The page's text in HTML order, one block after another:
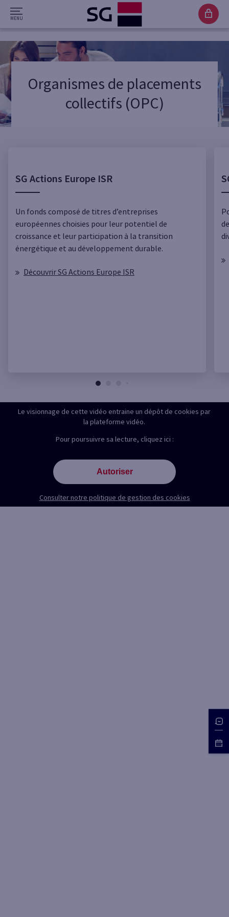
Organismes de placements
collectifs (OPC)
SG Actions Europe ISR
Un fonds composé de titres d’entreprises
européennes choisies pour leur potentiel de
croissance et leur participation à la transition
énergétique et au développement durable.
Découvrir SG Actions Europe ISR
Le visionnage de cette vidéo entraine un dépôt de cookies par
la plateforme vidéo.
Pour poursuivre sa lecture, cliquez ici :
Autoriser
Consulter notre politique de gestion des cookies